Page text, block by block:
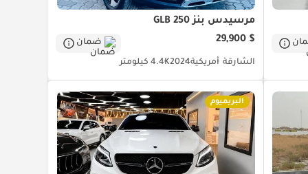
مرسيدس بنز GLB 250
$ 29,900
ضمان
الشارقة أمريكية20244.4K كيلومتر
البريميوم